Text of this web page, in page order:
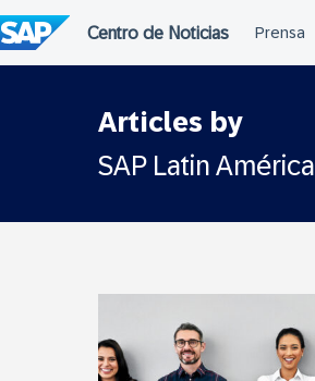
al
contenido
Articles by
SAP Latin América